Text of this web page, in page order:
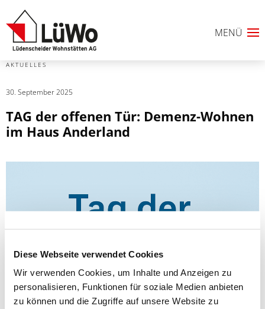
Diese Webseite verwendet Cookies
Wir verwenden Cookies, um Inhalte und Anzeigen zu
personalisieren, Funktionen für soziale Medien anbieten
zu können und die Zugriffe auf unsere Website zu
AKTUELLES
30. September 2025
TAG der offenen Tür: Demenz-Wohnen
im Haus Anderland
ANFRAGELISTE